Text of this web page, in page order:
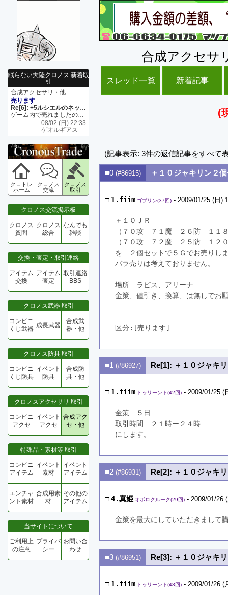
眠らない大陸クロノス 新着取
引
合成アクセサリ・他
売ります
Re[6]: +5ルシエルのネックレス
ゲーム内で売れましたので 在庫がネク1 リング4 となります リングのお値段は80G といたします
08/02 (日) 22:33
ゲオルギアス
クロトレ
ホーム
クロノス
交流
クロノス
取引
クロノス交流掲示板
クロノス
質問
クロノス
総合
なんでも
雑談
交換・査定・取引連絡
アイテム
交換
アイテム
査定
取引連絡
BBS
クロノス武器 取引
コンビニ
くじ武器 成長武器
合成武
器・他
クロノス防具 取引
コンビニ
くじ防具
イベント
防具
合成防
具・他
クロノスアクセサリ 取引
コンビニ
アクセ
イベント
アクセ
合成アク
セ・他
特殊品・素材等 取引
コンビニ
アイテム
イベント
素材
イベント
アイテム
エンチャ
ント素材
合成用素
材
その他の
アイテム
当サイトについて
ご利用上
の注意
プライバ
シー
お問い合
わせ
合成アクセサ
スレッド一覧 新着記事
(
(記事表示: 3件の返信記事をすべて
■0 (#86915) ＋１０ジャキリン２
□ 1.fiim ゴブリン(37回) - 2009/01/25 (日)
＋１０ＪＲ
（７０攻　７１魔　２６防　１１
（７０攻　７２魔　２５防　１２
を　２個セットで５Ｇでお売りし
バラ売りは考えておりません。
場所　ラピス、アリーナ
金策、値引き、換算、は無しでお
区分:[売ります]
■1 (#86927) Re[1]: ＋１０ジャキ
□ 1.fiim トゥリーント(42回) - 2009/01/25 (
金策　５日
取引時間　２１時ー２４時
にします。
■2 (#86931) Re[2]: ＋１０ジャキ
□4.真姫 オボロクルーク(29回) - 2009/01/26
金策を最大にしていただきまして
■3 (#86951) Re[3]: ＋１０ジャキ
□ 1.fiim トゥリーント(43回) - 2009/01/26 (